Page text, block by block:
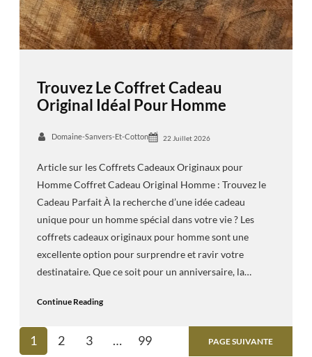
Trouvez Le Coffret Cadeau
Original Idéal Pour Homme
Domaine-Sanvers-Et-Cotton 22 Juillet 2026
Article sur les Coffrets Cadeaux Originaux pour
Homme Coffret Cadeau Original Homme : Trouvez le
Cadeau Parfait À la recherche d’une idée cadeau
unique pour un homme spécial dans votre vie ? Les
coffrets cadeaux originaux pour homme sont une
excellente option pour surprendre et ravir votre
destinataire. Que ce soit pour un anniversaire, la…
Continue Reading
1 2 3 … 99 PAGE SUIVANTE